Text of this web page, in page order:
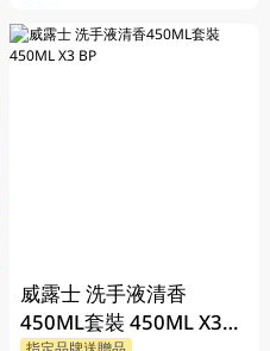
威露士 洗手液清香
450ML套裝 450ML X3
指定品牌送贈品